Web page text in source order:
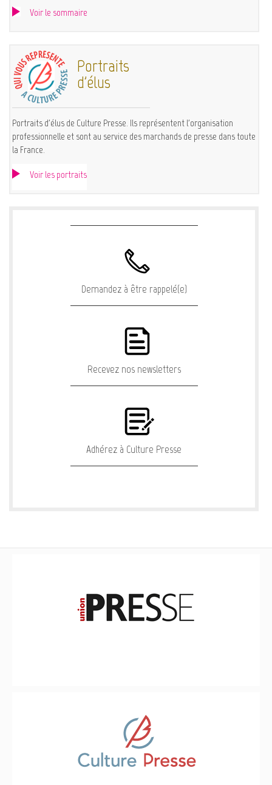
Voir le sommaire
Portraits
d'élus
Portraits d'élus de Culture Presse. Ils représentent l'organisation
professionnelle et sont au service des marchands de presse dans toute
la France.
Voir les portraits
Demandez à être rappelé(e)
Recevez nos newsletters
Adhérez à Culture Presse